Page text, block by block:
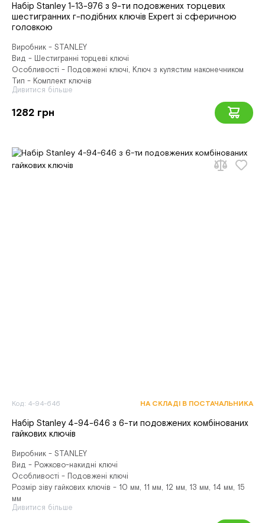
Набір Stanley 1-13-976 з 9-ти подовжених торцевих
шестигранних г-подібних ключів Expert зі сферичною
головкою
Виробник - STANLEY
Вид - Шестигранні торцеві ключі
Особливості - Подовжені ключі, Ключ з кулястим наконечником
Тип - Комплект ключів
Дивитися більше
1282 грн
Код: 4-94-646 НА СКЛАДІ В ПОСТАЧАЛЬНИКА
Набір Stanley 4-94-646 з 6-ти подовжених комбінованих
гайкових ключів
Виробник - STANLEY
Вид - Рожково-накидні ключі
Особливості - Подовжені ключі
Розмір зіву гайкових ключів - 10 мм, 11 мм, 12 мм, 13 мм, 14 мм, 15
мм
Дивитися більше